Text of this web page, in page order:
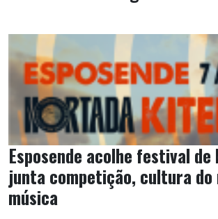
Esposende acolhe festival
junta competição, cultura do
música